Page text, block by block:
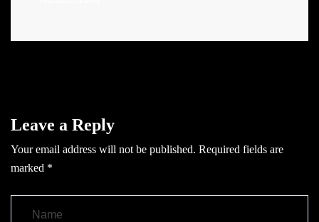
Leave a Reply
Your email address will not be published. Required fields are
marked *